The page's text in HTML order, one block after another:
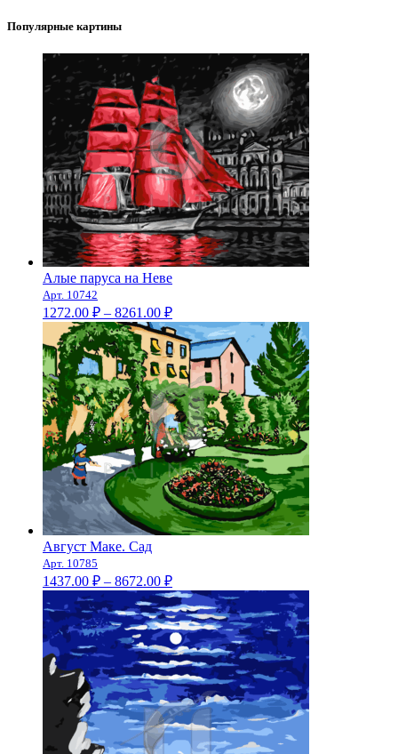
Популярные картины
Алые паруса на Неве
Арт. 10742
1272.00 ₽ – 8261.00 ₽Диапазон
цен:
1272.00 ₽
–
8261.00 ₽
Август Маке. Сад
Арт. 10785
1437.00 ₽ – 8672.00 ₽Диапазон
цен:
1437.00 ₽
–
8672.00 ₽